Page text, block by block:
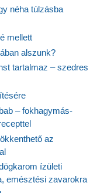
néha túlzásba
mellett
alszunk?
tartalmaz – szedres
– fokhagymás-
az
ízületi
emésztési zavarokra